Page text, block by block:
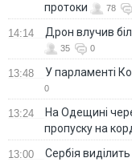
протоки
78
14:14 Дрон влучив
35 0
13:48 У парламенті
0
13:24
На Одещині
пропуску на
13:00
Сербія